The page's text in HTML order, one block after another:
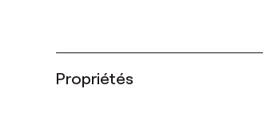
Propriétés